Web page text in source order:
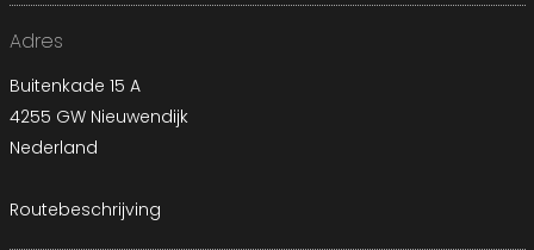
Adres
Buitenkade 15 A
4255 GW Nieuwendijk
Nederland
Routebeschrijving